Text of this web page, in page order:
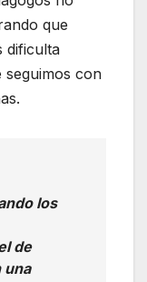
que
dificulta
seguimos con
los
de
una